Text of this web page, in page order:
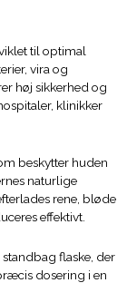
til optimal
vira og
høj sikkerhed og
klinikker
beskytter huden
naturlige
rene, bløde
effektivt.
flaske, der
dosering i en